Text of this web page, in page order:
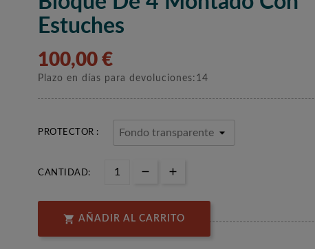
Estuches
100,00 €
Plazo en días para devoluciones:14
PROTECTOR :
CANTIDAD:
 AÑADIR AL CARRITO